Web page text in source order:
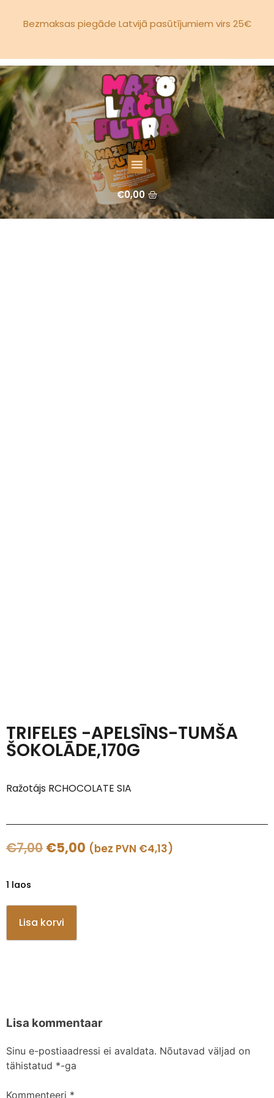
Bezmaksas piegāde Latvijā pasūtījumiem virs 25€
€0,00
TRIFELES -APELSĪNS-TUMŠA
ŠOKOLĀDE,170G
Ražotájs RCHOCOLATE SIA
€7,00 €5,00 (bez PVN €4,13)
1 laos
Lisa korvi
Lisa kommentaar
Sinu e-postiaadressi ei avaldata. Nõutavad väljad on
tähistatud *-ga
Kommenteeri *